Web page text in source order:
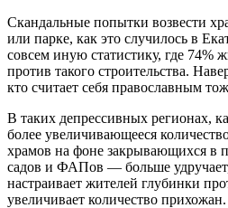
Скандальные попытки возвести
или парке, как это случилось в
совсем иную статистику, где 74%
против такого строительства.
кто считает себя православным
В таких депрессивных регионах,
более увеличивающееся
храмов на фоне закрывающихся в
садов и ФАПов — больше
настраивает жителей глубинки
увеличивает количество прихожан.